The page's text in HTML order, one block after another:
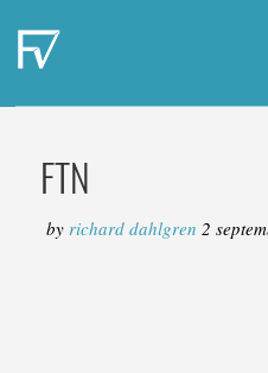
FTN
byrichard dahlgren2